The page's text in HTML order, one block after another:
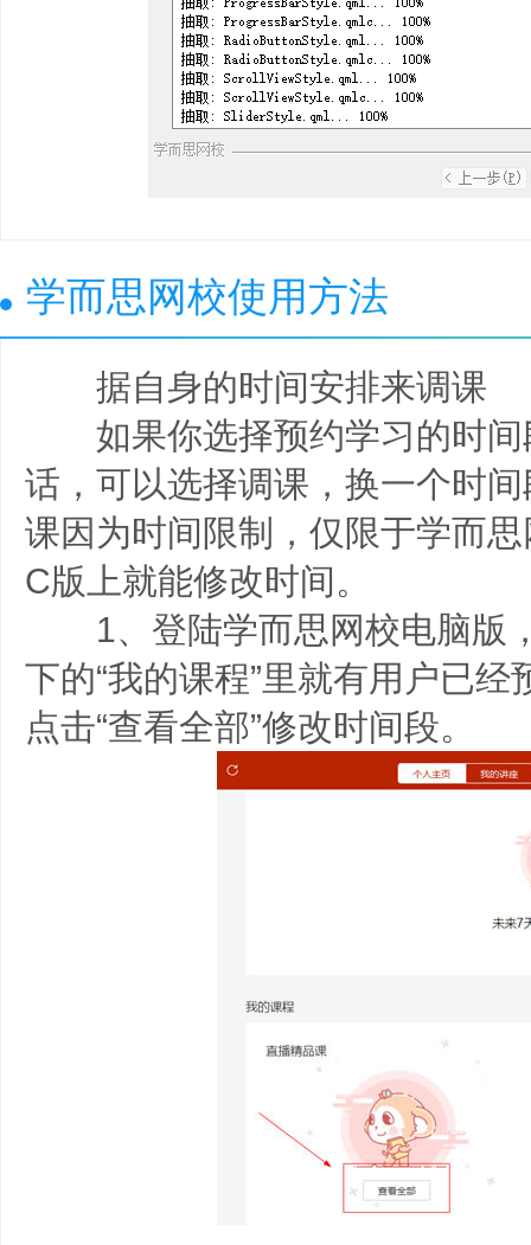
学而思网校使用方法
据自身的时间安排来调课
如果你选择预约学习的时间
话，可以选择调课，换一个时
课因为时间限制，仅限于学而
C版上就能修改时间。
1、登陆学而思网校电脑版，
下的“我的课程”里就有用户已
点击“查看全部”修改时间段。